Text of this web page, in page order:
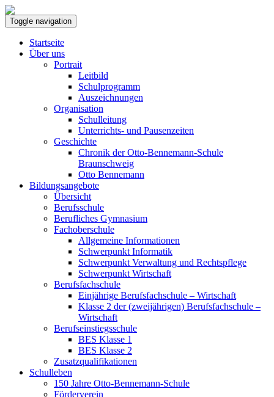
Toggle navigation
Startseite
Über uns
Portrait
Leitbild
Schulprogramm
Auszeichnungen
Organisation
Schulleitung
Unterrichts- und Pausenzeiten
Geschichte
Chronik der Otto-Bennemann-Schule
Braunschweig
Otto Bennemann
Bildungsangebote
Übersicht
Berufsschule
Berufliches Gymnasium
Fachoberschule
Allgemeine Informationen
Schwerpunkt Informatik
Schwerpunkt Verwaltung und Rechtspflege
Schwerpunkt Wirtschaft
Berufsfachschule
Einjährige Berufsfachschule – Wirtschaft
Klasse 2 der (zweijährigen) Berufsfachschule –
Wirtschaft
Berufseinstiegsschule
BES Klasse 1
BES Klasse 2
Zusatzqualifikationen
Schulleben
150 Jahre Otto-Bennemann-Schule
Förderverein